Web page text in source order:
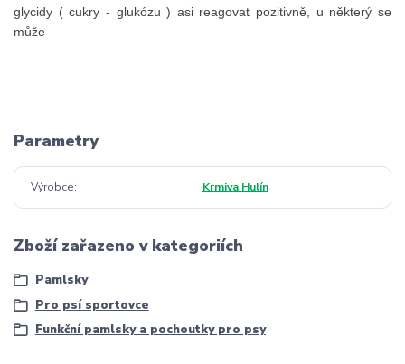
glycidy ( cukry - glukózu ) asi reagovat pozitivně, u některý se
může
Parametry
Výrobce Krmiva Hulín
Zboží zařazeno v kategoriích
Pamlsky
Pro psí sportovce
Funkční pamlsky a pochoutky pro psy